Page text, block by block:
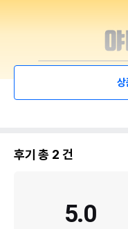
상
후기 총 2 건
5.0